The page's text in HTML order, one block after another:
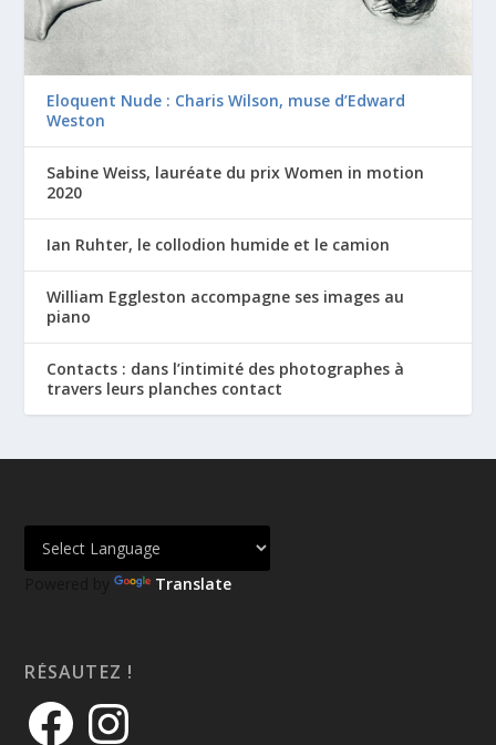
Eloquent Nude : Charis Wilson, muse d’Edward
Weston
Sabine Weiss, lauréate du prix Women in motion
2020
Ian Ruhter, le collodion humide et le camion
William Eggleston accompagne ses images au
piano
Contacts : dans l’intimité des photographes à
travers leurs planches contact
Powered by Translate
RÉSAUTEZ !